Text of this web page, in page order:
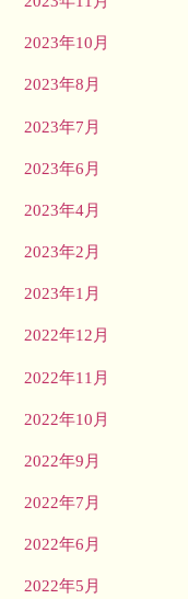
2023年10月
2023年8月
2023年7月
2023年6月
2023年4月
2023年2月
2023年1月
2022年12月
2022年11月
2022年10月
2022年9月
2022年7月
2022年6月
2022年5月